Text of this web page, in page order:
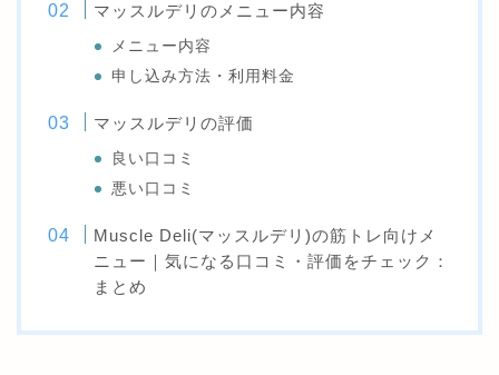
マッスルデリのメニュー内容
メニュー内容
申し込み方法・利用料金
マッスルデリの評価
良い口コミ
悪い口コミ
Muscle Deli(マッスルデリ)の筋トレ向けメ
ニュー｜気になる口コミ・評価をチェック：
まとめ